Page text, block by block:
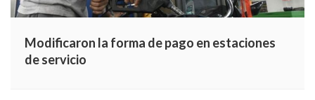
Modificaron la forma de pago en estaciones
de servicio